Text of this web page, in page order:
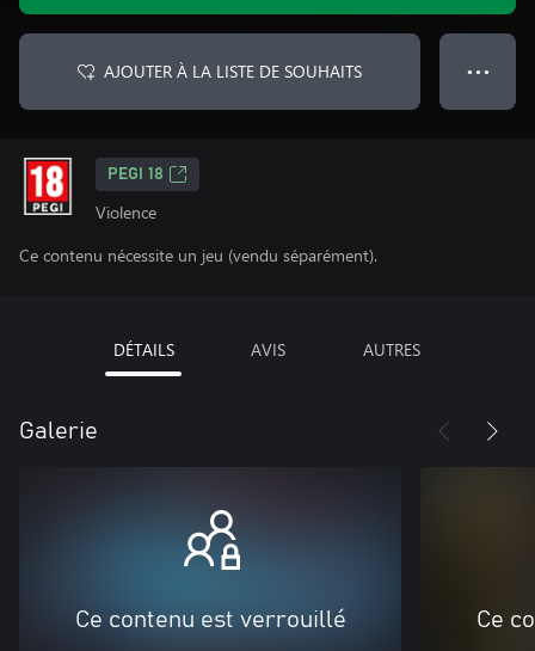
AJOUTER À LA LISTE DE SOUHAITS ● ● ●
PEGI 18
Violence
Ce contenu nécessite un jeu (vendu séparément).
DÉTAILS AVIS AUTRES
Galerie
Ce contenu est verrouillé Ce